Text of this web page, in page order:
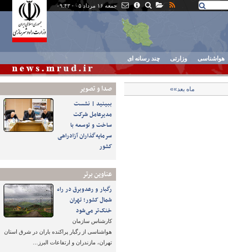
جمعه ۱۶ مرداد ۰۵ - ۰۹:۴۳
هواشناسی وزارتی چند رسانه ای
صدا و تصوير
ببینید | نشست
مدیرعامل شرکت
ساخت و توسعه با
سرمایه‌گذاران آزادراهی
کشور
عناوین برتر
رگبار و رعدوبرق در راه
شمال کشور؛ تهران
خنک‌تر می‌شود
کارشناس سازمان
هواشناسی از رگبار پراکنده باران در شرق استان
تهران، مازندران و ارتفاعات البرز…
ماه بعد»»